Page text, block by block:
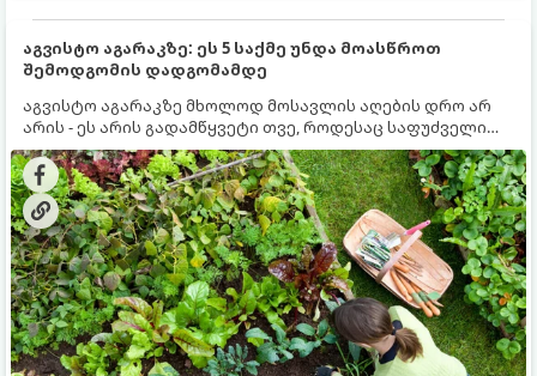
აგვისტო აგარაკზე: ეს 5 საქმე უნდა მოასწროთ
შემოდგომის დადგომამდე
აგვისტო აგარაკზე მხოლოდ მოსავლის აღების დრო არ
არის - ეს არის გადამწყვეტი თვე, როდესაც საფუძველი
ეყრება მომავალი წლის მოსავალს და ბაღი მზადდება
შემოდგომა-ზამთრის სეზონისთვის. იმისათვის, რომ
ნიადაგმა ენერგია აღიდგინოს, ხოლო მცენარეებმა
ზამთარს გაუძლონ, აგვისტოს ბოლომდე 5
მნიშვნელოვანი საქმის გაკეთება უნდა მოასწროთ: